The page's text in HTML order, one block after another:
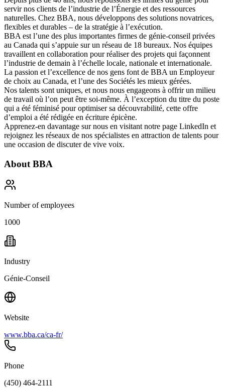
servir nos clients de l’industrie de l’Énergie et des ressources
naturelles. Chez BBA, nous développons des solutions novatrices,
flexibles et durables – de la stratégie à l’exécution.
BBA est l’une des plus importantes firmes de génie-conseil privées
au Canada qui s’appuie sur un réseau de 18 bureaux. Nos équipes
travaillent en collaboration pour réaliser des projets qui façonnent
l’industrie de demain à l’échelle locale, nationale et internationale.
La passion et l’excellence de nos gens font de BBA un Employeur
de choix au Canada, et l’une des Sociétés les mieux gérées.
Nos talents sont uniques, et nous nous engageons à offrirun milieu
de travail où l’on peut être soi-même. À l’exception du titre du poste
qui a été féminisé pour optimiser sa découvrabilité, cette offre
d’emploi a été rédigée en écriture épicène.
Apprenez-en davantage sur nous en visitant notre page LinkedIn et
rejoignez les réseaux de nos spécialistes en attraction de talents pour
une occasion de discuter de vive voix.
About BBA
Number of employees
1000
Industry
Génie-Conseil
Website
www.bba.ca/ca-fr/
Phone
(450) 464-2111